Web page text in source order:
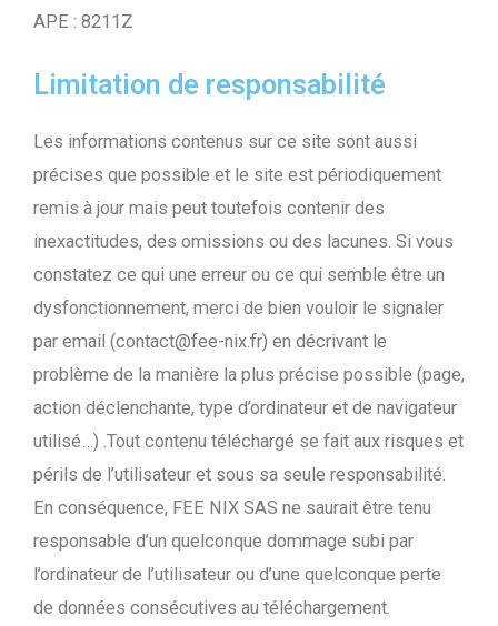
APE : 8211Z
Limitation de responsabilité
Les informations contenus sur ce site sont aussi
précises que possible et le site est périodiquement
remis à jour mais peut toutefois contenir des
inexactitudes, des omissions ou des lacunes. Si vous
constatez ce qui une erreur ou ce qui semble être un
dysfonctionnement, merci de bien vouloir le signaler
par email (contact@fee-nix.fr) en décrivant le
problème de la manière la plus précise possible (page,
action déclenchante, type d’ordinateur et de navigateur
utilisé…) .Tout contenu téléchargé se fait aux risques et
périls de l’utilisateur et sous sa seule responsabilité.
En conséquence, FEE NIX SAS ne saurait être tenu
responsable d’un quelconque dommage subi par
l’ordinateur de l’utilisateur ou d’une quelconque perte
de données consécutives au téléchargement.